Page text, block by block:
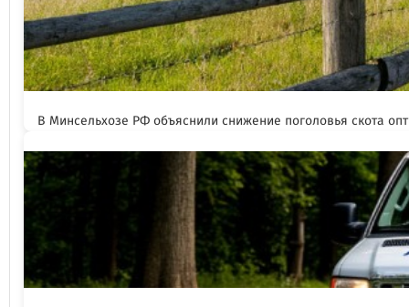
В Минсельхозе РФ объяснили снижение поголовья скота